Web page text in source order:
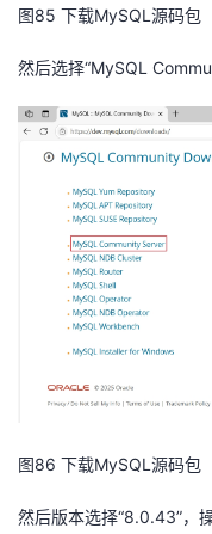
图85 下载MySQL源码包
然后选择“MySQL
图86 下载MySQL源码包
然后版本选择“8.0.43”，